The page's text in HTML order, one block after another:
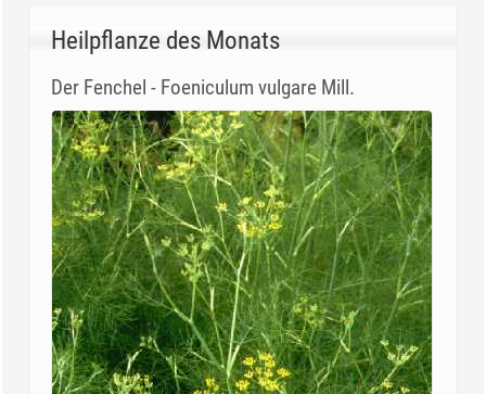
Heilpflanze des Monats
Der Fenchel - Foeniculum vulgare Mill.